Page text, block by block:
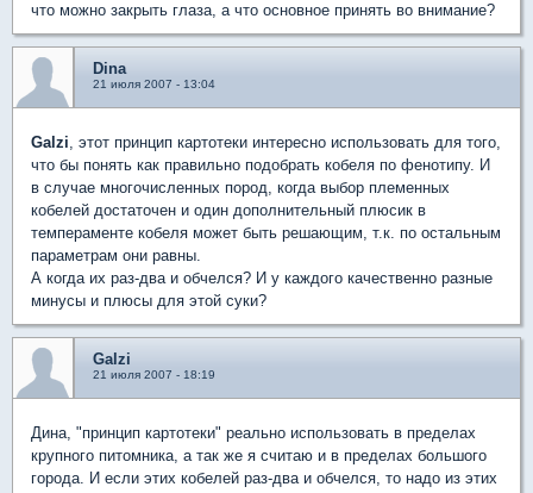
что можно закрыть глаза, а что основное принять во внимание?
Dina
21 июля 2007 - 13:04
Galzi, этот принцип картотеки интересно использовать для того,
что бы понять как правильно подобрать кобеля по фенотипу. И
в случае многочисленных пород, когда выбор племенных
кобелей достаточен и один дополнительный плюсик в
темпераменте кобеля может быть решающим, т.к. по остальным
параметрам они равны.
А когда их раз-два и обчелся? И у каждого качественно разные
минусы и плюсы для этой суки?
Galzi
21 июля 2007 - 18:19
Дина, "принцип картотеки" реально использовать в пределах
крупного питомника, а так же я считаю и в пределах большого
города. И если этих кобелей раз-два и обчелся, то надо из этих